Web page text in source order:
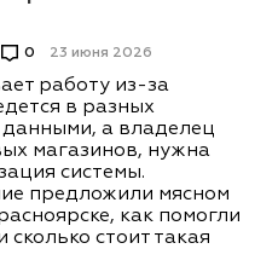
23 июня 2026
0
работу из-за
в разных
а владелец
магазинов, нужна
системы.
предложили мясном
как помогли
стоит такая